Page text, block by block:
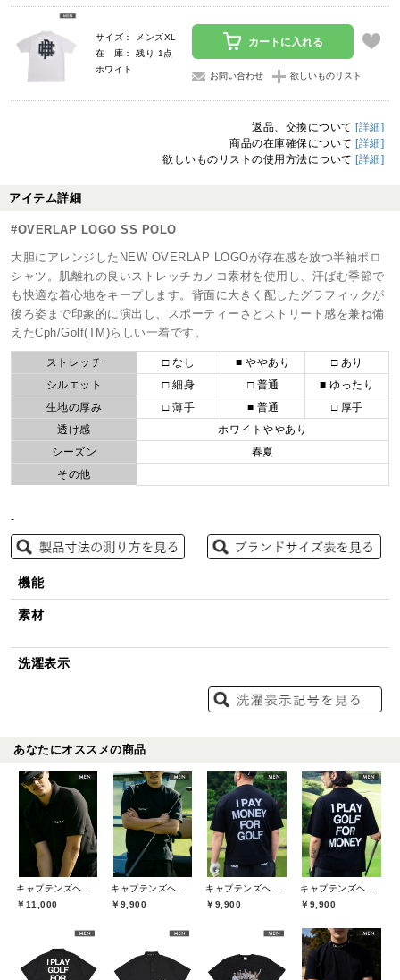
サイズ： メンズXL
在 庫： 残り 1点
ホワイト
カートに入れる
お問い合わせ 欲しいものリスト
返品、交換について [詳細]
商品の在庫確保について [詳細]
欲しいものリストの使用方法について [詳細]
アイテム詳細
#OVERLAP LOGO SS POLO
大胆にアレンジしたNEW OVERLAP LOGOが存在感を放つ半袖ポロ
シャツ。肌離れの良いストレッチカノコ素材を使用し、汗ばむ季節で
も快適な着心地をキープします。背面に大きく配したグラフィックが
後ろ姿まで印象的に演出し、スポーティーさとストリート感を兼ね備
えたCph/Golf(TM)らしい一着です。
ストレッチ □ なし ■ ややあり
□ あり
シルエット
□ 細身 □ 普通
■ ゆったり
生地の厚み
□ 薄手 ■ 普通
□ 厚手
透け感
ホワイトややあり
シーズン
春夏
その他
-
機能
素材
洗濯表示
あなたにオススメの商品
キャプテンズヘルムゴルフ(Captains Helm Golf)
￥11,000
キャプテンズヘルムゴルフ(Captains Helm Golf)
￥9,900
キャプテンズヘルムゴルフ(Captains Helm Golf)
￥9,900
キャプテンズヘルムゴルフ(Captains Helm Golf)
￥9,900